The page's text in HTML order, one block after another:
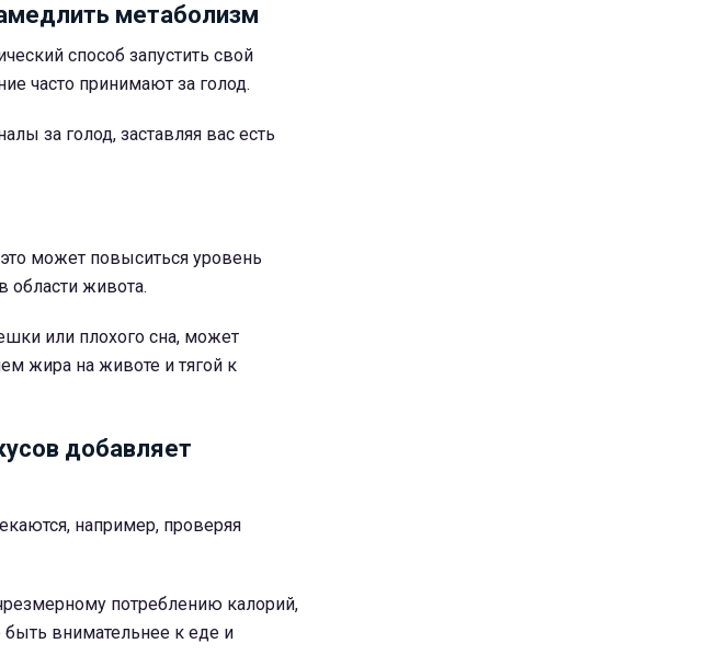
метаболизм
способ запустить свой
часто принимают за голод.
за голод, заставляя вас есть
может повыситься уровень
области живота.
или плохого сна, может
жира на животе и тягой к
добавляет
например, проверяя
потреблению калорий,
быть внимательнее к еде и